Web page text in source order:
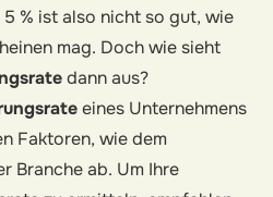
% ist also nicht so gut, wie
mag. Doch wie sieht
dann aus?
eines Unternehmens
Faktoren, wie dem
Branche ab. Um Ihre